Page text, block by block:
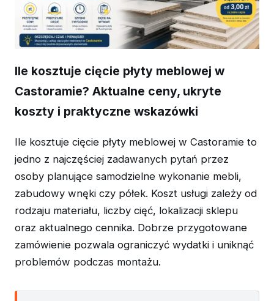
Ile kosztuje cięcie płyty meblowej w
Castoramie? Aktualne ceny, ukryte
koszty i praktyczne wskazówki
Ile kosztuje cięcie płyty meblowej w Castoramie to
jedno z najczęściej zadawanych pytań przez
osoby planujące samodzielne wykonanie mebli,
zabudowy wnęki czy półek. Koszt usługi zależy od
rodzaju materiału, liczby cięć, lokalizacji sklepu
oraz aktualnego cennika. Dobrze przygotowane
zamówienie pozwala ograniczyć wydatki i uniknąć
problemów podczas montażu.